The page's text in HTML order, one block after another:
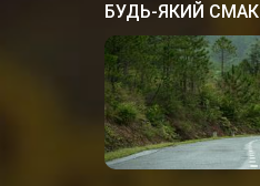
БУДЬ-ЯКИЙ СМАК